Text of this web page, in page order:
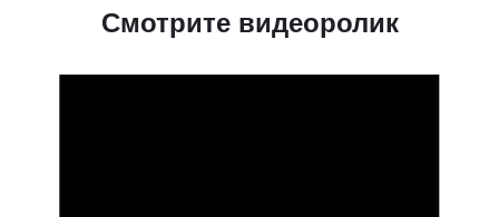
Смотрите видеоролик